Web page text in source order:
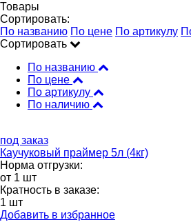
Товары
Сортировать:
По названию По цене По артикулу
Сортировать
По названию
По цене
По артикулу
По наличию
под заказ
Каучуковый праймер 5л (4кг)
Норма отгрузки:
от 1 шт
Кратность в заказе:
1 шт
Добавить в избранное